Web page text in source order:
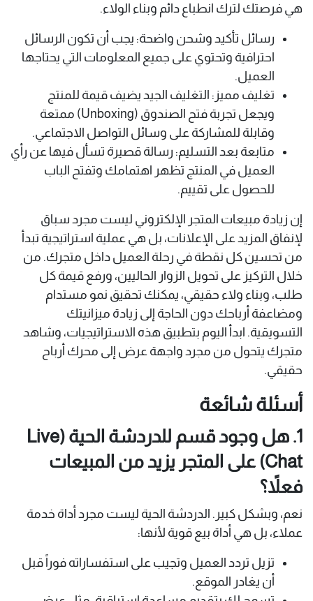
هي فرصتك لترك انطباع دائم وبناء الولاء.
رسائل تأكيد وشحن واضحة: يجب أن تكون الرسائل
احترافية وتحتوي على جميع المعلومات التي يحتاجها
العميل.
تغليف مميز: التغليف الجيد يضيف قيمة للمنتج
ويجعل تجربة فتح الصندوق (Unboxing) ممتعة
وقابلة للمشاركة على وسائل التواصل الاجتماعي.
متابعة بعد التسليم: رسالة قصيرة تسأل فيها عن رأي
العميل في المنتج تظهر اهتمامك وتفتح الباب
للحصول على تقييم.
إن زيادة مبيعات المتجر الإلكتروني ليست مجرد سباق
لإنفاق المزيد على الإعلانات، بل هي عملية استراتيجية تبدأ
من تحسين كل نقطة في رحلة العميل داخل متجرك. من
خلال التركيز على تحويل الزوار الحاليين، ورفع قيمة كل
طلب، وبناء ولاء حقيقي، يمكنك تحقيق نمو مستدام
ومضاعفة أرباحك دون الحاجة إلى زيادة ميزانيتك
التسويقية. ابدأ اليوم بتطبيق هذه الاستراتيجيات، وشاهد
متجرك يتحول من مجرد واجهة عرض إلى محرك أرباح
حقيقي.
أسئلة شائعة
1. هل وجود قسم للدردشة الحية (Live
Chat) على المتجر يزيد من المبيعات
فعلاً؟
نعم، وبشكل كبير. الدردشة الحية ليست مجرد أداة خدمة
عملاء، بل هي أداة بيع قوية لأنها:
تزيل تردد العميل وتجيب على استفساراته فوراً قبل
أن يغادر الموقع.